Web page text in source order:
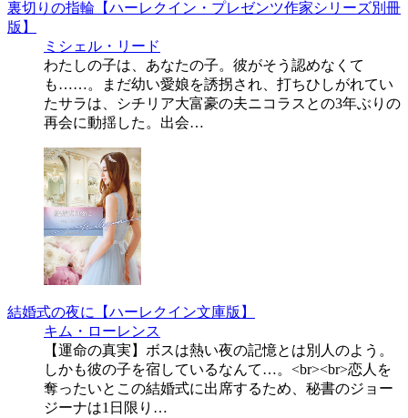
裏切りの指輪【ハーレクイン・プレゼンツ作家シリーズ別冊
版】
ミシェル・リード
わたしの子は、あなたの子。彼がそう認めなくて
も……。まだ幼い愛娘を誘拐され、打ちひしがれてい
たサラは、シチリア大富豪の夫ニコラスとの3年ぶりの
再会に動揺した。出会…
結婚式の夜に【ハーレクイン文庫版】
キム・ローレンス
【運命の真実】ボスは熱い夜の記憶とは別人のよう。
しかも彼の子を宿しているなんて…。<br><br>恋人を
奪ったいとこの結婚式に出席するため、秘書のジョー
ジーナは1日限り…